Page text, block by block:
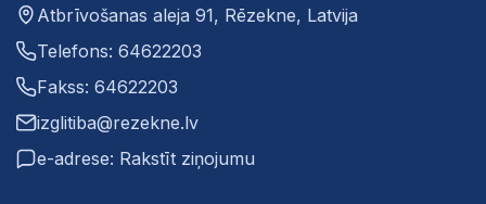
Atbrīvošanas aleja 91, Rēzekne, Latvija
Telefons: 64622203
Fakss: 64622203
izglitiba@rezekne.lv
e-adrese: Rakstīt ziņojumu